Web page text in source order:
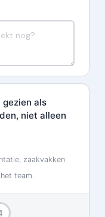
als
niet alleen
zaakvakken
team.